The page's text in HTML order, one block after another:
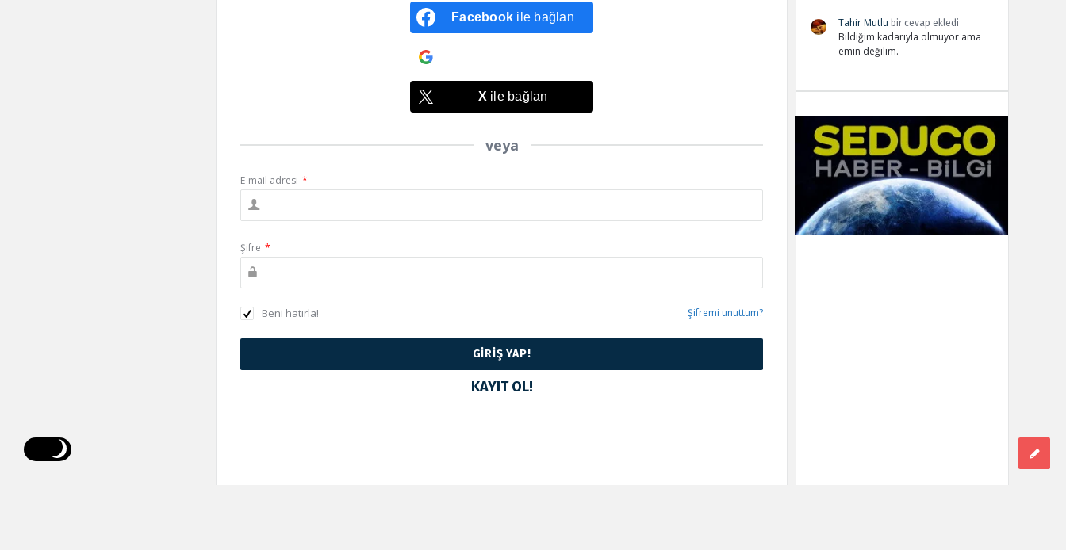
Facebook ile bağlan
X ile bağlan
veya
E-mail adresi *
Şifre *
Beni hatırla! Şifremi unuttum?
KAYIT OL!
Tahir Mutlu bir cevap ekledi
Bildiğim kadarıyla olmuyor ama
emin değilim.
Adv
234x60